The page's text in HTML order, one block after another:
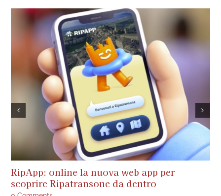
RipApp: online la nuova web app per
scoprire Ripatransone da dentro